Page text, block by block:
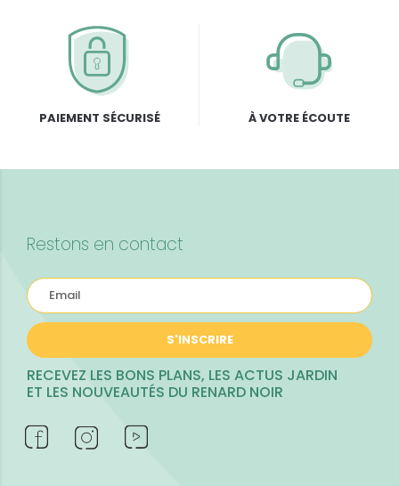
PAIEMENT SÉCURISÉ À VOTRE ÉCOUTE
Restons en contact
S'INSCRIRE
RECEVEZ LES BONS PLANS, LES ACTUS JARDIN
ET LES NOUVEAUTÉS DU RENARD NOIR